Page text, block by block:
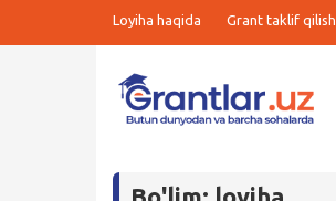
Loyiha haqida Grant taklif qilish